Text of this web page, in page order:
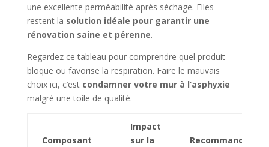
une excellente perméabilité après séchage. Elles
restent la solution idéale pour garantir une
rénovation saine et pérenne.
Regardez ce tableau pour comprendre quel produit
bloque ou favorise la respiration. Faire le mauvais
choix ici, c’est condamner votre mur à l’asphyxie
malgré une toile de qualité.
Composant
Impact
sur la
Recommandation